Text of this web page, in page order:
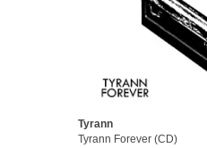
Tyrann
Tyrann Forever (CD)